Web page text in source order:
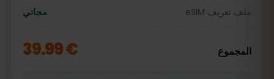
ملف تعريف eSIM
مجاني
المجموع € 39.99